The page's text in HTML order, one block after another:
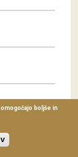
boljše in